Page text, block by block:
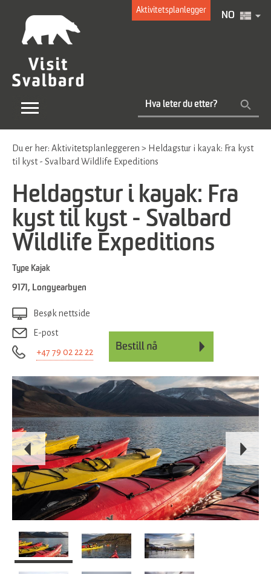
Aktivitetsplanlegger
NO
Du er her: Aktivitetsplanleggeren > Heldagstur i kayak: Fra kyst
til kyst - Svalbard Wildlife Expeditions
Heldagstur i kayak: Fra
kyst til kyst - Svalbard
Wildlife Expeditions
Type Kajak
9171 , Longyearbyen
Besøk nettside
E-post
+47 79 02 22 22